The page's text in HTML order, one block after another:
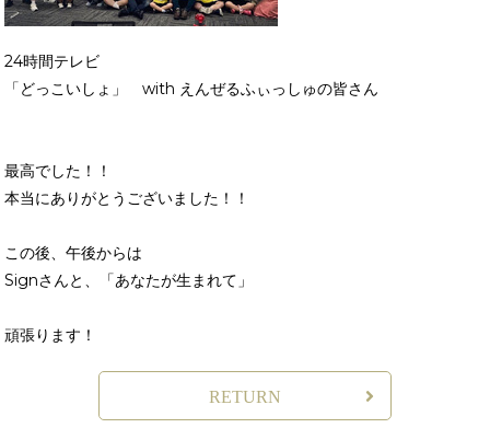
24時間テレビ
「どっこいしょ」 with えんぜるふぃっしゅの皆さん
最高でした！！
本当にありがとうございました！！
この後、午後からは
Signさんと、「あなたが生まれて」
頑張ります！
RETURN